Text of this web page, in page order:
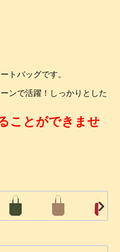
トバッグです。
ンで活躍！しっかりとした
ことができませ